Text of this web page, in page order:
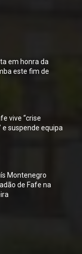
em honra da
este fim de
vive “crise
suspende equipa
Montenegro
de Fafe na